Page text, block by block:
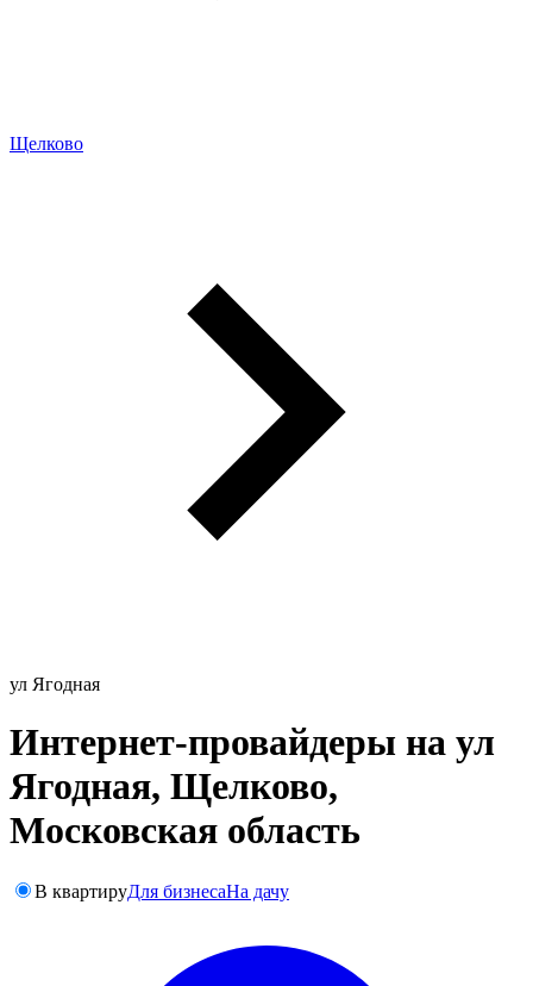
Щелково
ул Ягодная
Интернет-провайдеры на ул
Ягодная, Щелково,
Московская область
В квартируДля бизнесаНа дачу